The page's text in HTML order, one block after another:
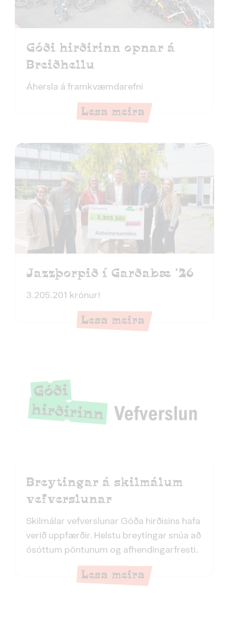
Góði hirðirinn opnar á
Breiðhellu
Áhersla á framkvæmdarefni
Lesa meira
Jazzþorpið í Garðabæ '26
3.205.201 krónur!
Lesa meira
Breytingar á skilmálum
vefverslunar
Skilmálar vefverslunar Góða hirðisins hafa
verið uppfærðir. Helstu breytingar snúa að
ósóttum pöntunum og afhendingarfresti.
Lesa meira